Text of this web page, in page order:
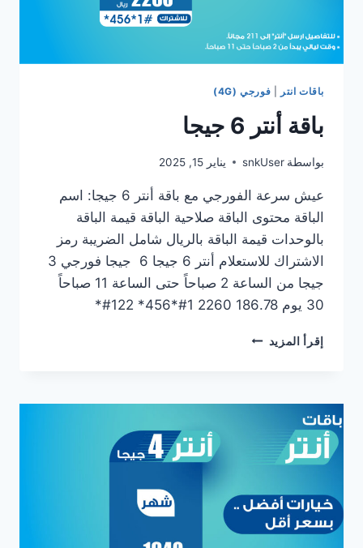
باقات انتر فورجي (4G)
باقة أنتر 6 جيجا
بواسطة snkUser يناير 15, 2025
عيش سرعة الفورجي مع باقة أنتر 6 جيجا: اسم
الباقة محتوى الباقة صلاحية الباقة قيمة الباقة
بالوحدات قيمة الباقة بالريال شامل الضريبة رمز
الاشتراك للاستعلام أنتر 6 جيجا 6 جيجا فورجي 3
جيجا من الساعة 2 صباحاً حتى الساعة 11 صباحاً
30 يوم 186.78 2260 1#*456* 122#*
إقرأ المزيد